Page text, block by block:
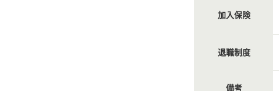
加入保険
退職制度
備考